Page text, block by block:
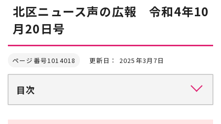
北区ニュース声の広報 令和4年10
月20日号
ページ番号1014018 更新日： 2025年3月7日
目次